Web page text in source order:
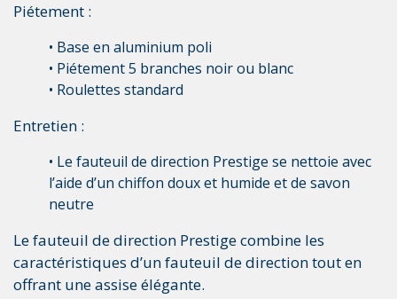
Piétement :
• Base en aluminium poli
• Piétement 5 branches noir ou blanc
• Roulettes standard
Entretien :
• Le fauteuil de direction Prestige se nettoie avec
l’aide d’un chiffon doux et humide et de savon
neutre
Le fauteuil de direction Prestige combine les
caractéristiques d’un fauteuil de direction tout en
offrant une assise élégante.